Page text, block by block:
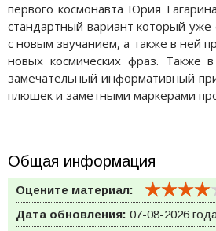
первого космонавта Юрия
стандартный вариант который уже
с новым звучанием, а также в ней
новых космических фраз. Также в
замечательный информативный
плюшек и заметными маркерами
Общая информация
Оцените материал:
Дата обновления: 07-08-2026